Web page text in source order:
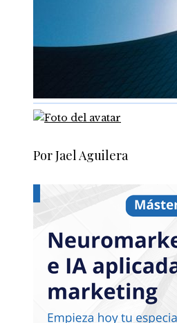
Por Jael Aguilera